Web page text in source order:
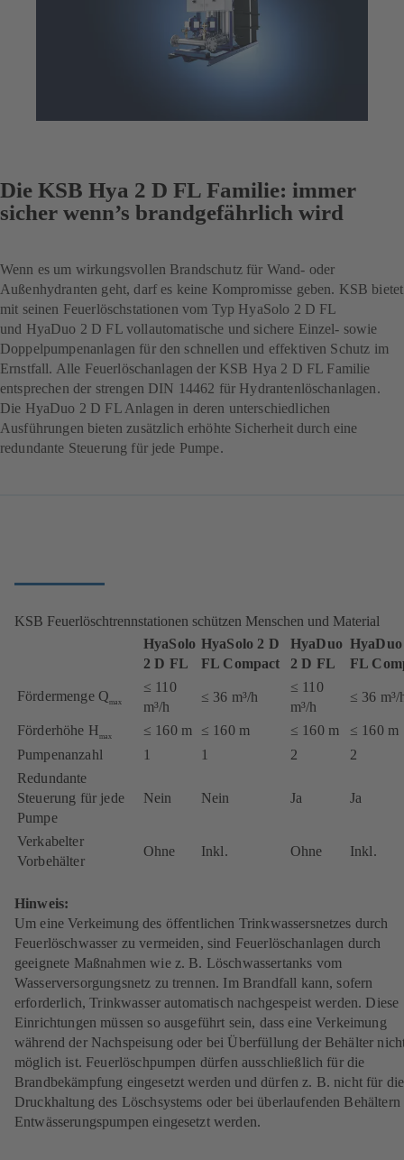
Die KSB Hya 2 D FL Familie: immer
sicher wenn’s brandgefährlich wird
Wenn es um wirkungsvollen Brandschutz für Wand- oder
Außenhydranten geht, darf es keine Kompromisse geben. KSB bietet
mit seinen Feuerlöschstationen vom Typ HyaSolo 2 D FL
und HyaDuo 2 D FL vollautomatische und sichere Einzel- sowie
Doppelpumpenanlagen für den schnellen und effektiven Schutz im
Ernstfall. Alle Feuerlöschanlagen der KSB Hya 2 D FL Familie
entsprechen der strengen DIN 14462 für Hydrantenlöschanlagen.
Die HyaDuo 2 D FL Anlagen in deren unterschiedlichen
Ausführungen bieten zusätzlich erhöhte Sicherheit durch eine
redundante Steuerung für jede Pumpe.
KSB Feuerlöschtrennstationen schützen Menschen und Material
HyaSolo
2 D FL
HyaSolo 2 D
FL Compact
HyaDuo
2 D FL
FL
Fördermenge Qmax
≤ 110
m³/h
≤ 36 m³/h
≤ 110
m³/h
≤ 36 m³/
Förderhöhe Hmax ≤ 160 m ≤ 160 m ≤ 160 m
≤ 160 m
Pumpenanzahl
1 1 2
2
Redundante
Steuerung für jede
Pumpe
Nein Nein Ja Ja
Verkabelter
Vorbehälter
Ohne Inkl. Ohne Inkl.
Hinweis:
Um eine Verkeimung des öffentlichen Trinkwassersnetzes durch
Feuerlöschwasser zu vermeiden, sind Feuerlöschanlagen durch
geeignete Maßnahmen wie z. B. Löschwassertanks vom
Wasserversorgungsnetz zu trennen. Im Brandfall kann, sofern
erforderlich, Trinkwasser automatisch nachgespeist werden. Diese
Einrichtungen müssen so ausgeführt sein, dass eine Verkeimung
während der Nachspeisung oder bei Überfüllung der Behälter
möglich ist. Feuerlöschpumpen dürfen ausschließlich für die
Brandbekämpfung eingesetzt werden und dürfen z. B. nicht für die
Druckhaltung des Löschsystems oder bei überlaufenden Behältern
Entwässerungspumpen eingesetzt werden.